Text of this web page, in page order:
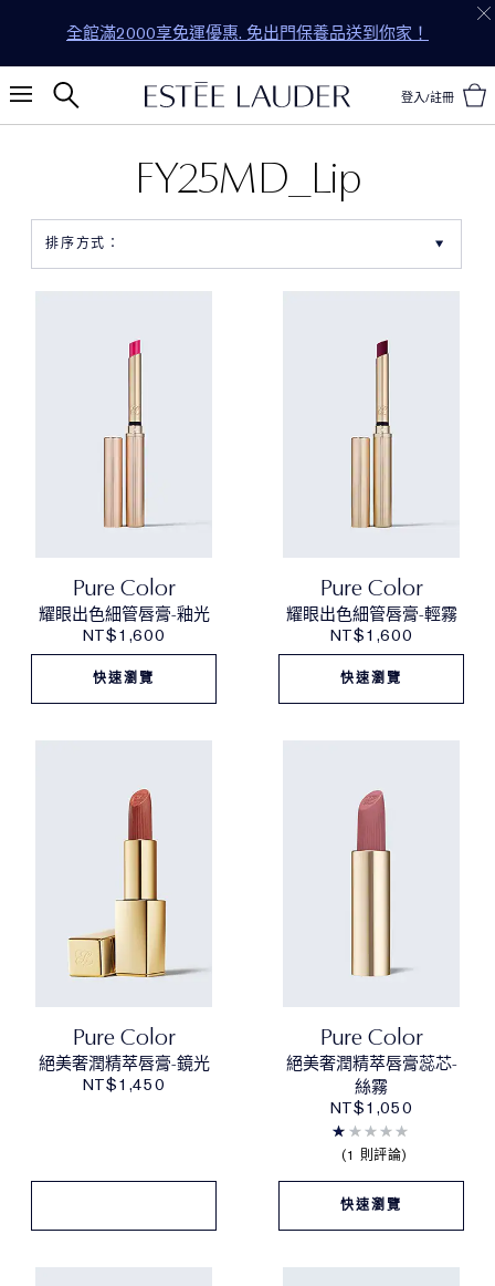
全館滿2000享免運優惠. 免出門保養品送到你家！
登入/註冊
FY25MD_Lip
Pure Color
耀眼出色細管唇膏-釉光
NT$1,600
快速瀏覽
Pure Color
耀眼出色細管唇膏-輕霧
NT$1,600
快速瀏覽
Pure Color
絕美奢潤精萃唇膏-鏡光
NT$1,450
Pure Color
絕美奢潤精萃唇膏蕊芯-
絲霧
NT$1,050
1 則評論
快速瀏覽